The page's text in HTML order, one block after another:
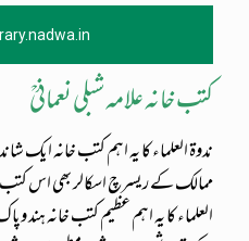
کتب خانہ علامہ شبلی نعمانیؒ
ندوة العلماء کا یہ اہم کتب خانہ ایک
ممالک کے ریسرچ اسکالر بھی اس کتب
العلماء کا یہ اہم عظیم کتب خانہ ہند